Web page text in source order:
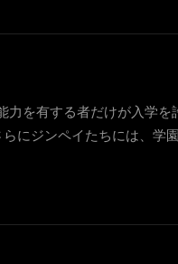
力を有する者だけが入学を
にジンペイたちには、学